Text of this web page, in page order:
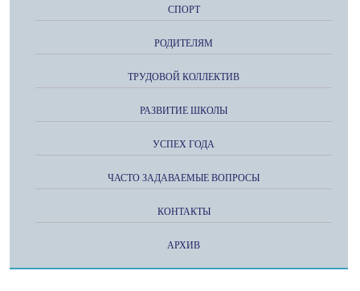
СПОРТ
РОДИТЕЛЯМ
ТРУДОВОЙ КОЛЛЕКТИВ
РАЗВИТИЕ ШКОЛЫ
УСПЕХ ГОДА
ЧАСТО ЗАДАВАЕМЫЕ ВОПРОСЫ
КОНТАКТЫ
АРХИВ